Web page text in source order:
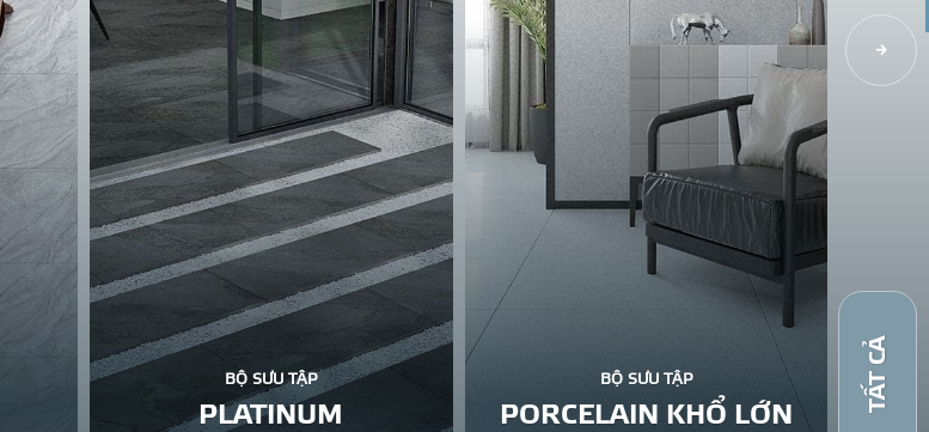
BỘ SƯU TẬP
PLATINUM
BỘ SƯU TẬP
PORCELAIN KHỔ LỚN
TẤT CẢ